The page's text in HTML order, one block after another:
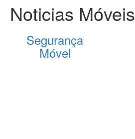
Noticias Móveis
Segurança
Móvel